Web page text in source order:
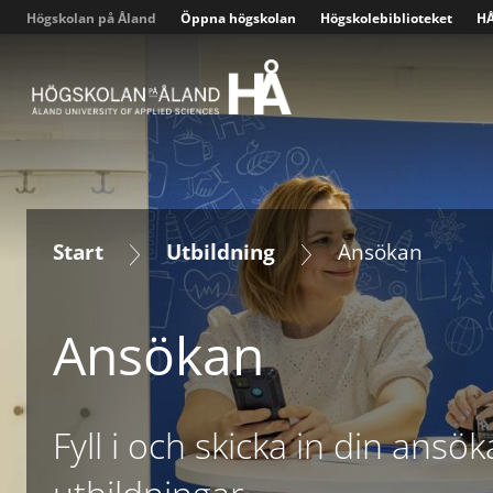
Högskolan på Åland Öppna högskolan Högskolebiblioteket
Start Utbildning Ansökan
Ansökan
Fyll i och skicka in din